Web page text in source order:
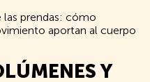
las prendas: cómo
aportan al cuerpo
Y